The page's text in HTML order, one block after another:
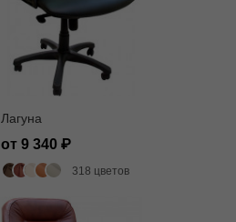
Лагуна
от 9 340
318 цветов